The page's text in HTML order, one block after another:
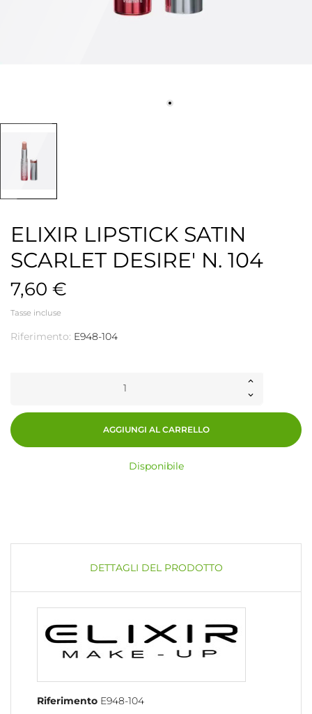
ELIXIR LIPSTICK SATIN
SCARLET DESIRE' N. 104
7,60 €
Tasse incluse
Riferimento: E948-104
AGGIUNGI AL CARRELLO
Disponibile
DETTAGLI DEL PRODOTTO
Riferimento E948-104